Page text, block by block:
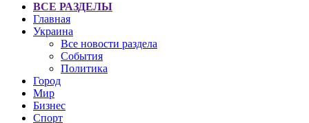
ВСЕ РАЗДЕЛЫ
Главная
Украина
Все новости раздела
События
Политика
Город
Мир
Бизнес
Спорт